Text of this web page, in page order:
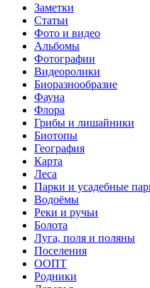
Заметки
Статьи
Фото и видео
Альбомы
Фотографии
Видеоролики
Биоразнообразие
Фауна
Флора
Грибы и лишайники
Биотопы
География
Карта
Леса
Парки и усадебные
Водоёмы
Реки и ручьи
Болота
Луга, поля и поляны
Поселения
ООПТ
Родники